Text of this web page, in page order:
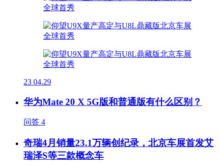
23 04.29
华为Mate 20 X 5G版和普通版有什么区别？
问答 4
奇瑞4月销量23.1万辆创纪录，北京车展首发艾
瑞泽S等三款概念车